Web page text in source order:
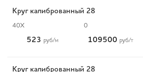
Круг калиброванный 28
40Х 0
523 руб/м 109500 руб/т
Круг калиброванный 28